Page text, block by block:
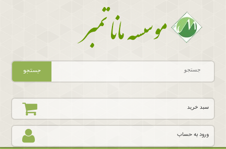
ورود به حساب
سبد خرید
جستجو